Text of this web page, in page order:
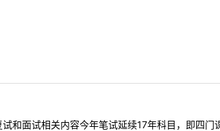
和面试相关内容今年笔试延续17年科目，即四